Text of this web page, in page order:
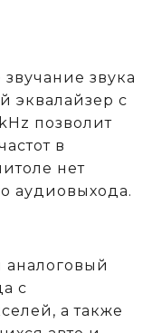
звучание звука
эквалайзер с
позволит
в
нет
аудиовыхода.
аналоговый
с
а также